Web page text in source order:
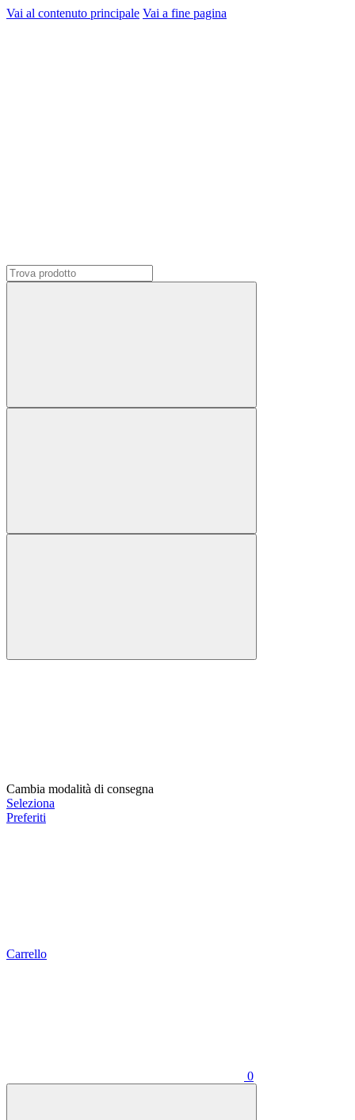
Vai al contenuto principale Vai a fine pagina
Cambia modalità di consegna
Seleziona
Preferiti
Carrello
0